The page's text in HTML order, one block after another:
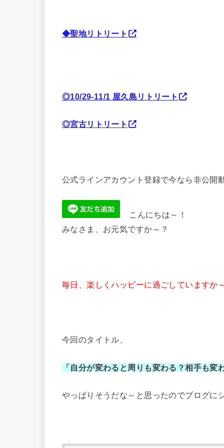
◆聖地リトリート
◎10/29-11/1 屋久島リトリート
◎宮古リトリート
公式ラインアカウント登録で今なら非公開
こんにちは～！
みなさま、お元気ですか～？
毎日、楽しくハッピーに過ごしていますか
今回のタイトル、
「自分が変わると周りも変わる？相手も
やっぱりそうだな～と思ったのでブログに